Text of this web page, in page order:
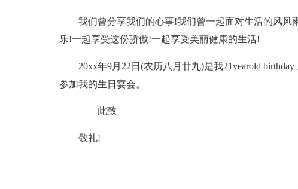
我们曾分享我们的心事!我们曾一起面对生活的风
乐!一起享受这份骄傲!一起享受美丽健康的生活!
20xx年9月22日(农历八月廿九)是我21yearold
参加我的生日宴会。
此致
敬礼!